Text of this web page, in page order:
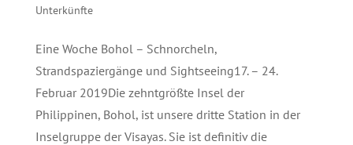
Unterkünfte
Eine Woche Bohol – Schnorcheln,
Strandspaziergänge und Sightseeing17. – 24.
Februar 2019Die zehntgrößte Insel der
Philippinen, Bohol, ist unsere dritte Station in der
Inselgruppe der Visayas. Sie ist definitiv die